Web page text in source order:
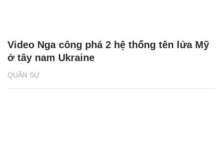
QUÂN SỰ
Video Nga công phá 2 hệ thống tên lửa Mỹ
ở tây nam Ukraine